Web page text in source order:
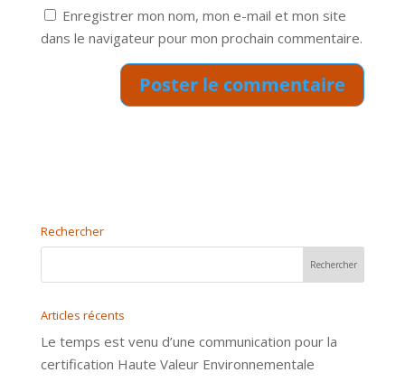
Enregistrer mon nom, mon e-mail et mon site
dans le navigateur pour mon prochain commentaire.
Rechercher
Articles récents
Le temps est venu d’une communication pour la
certification Haute Valeur Environnementale